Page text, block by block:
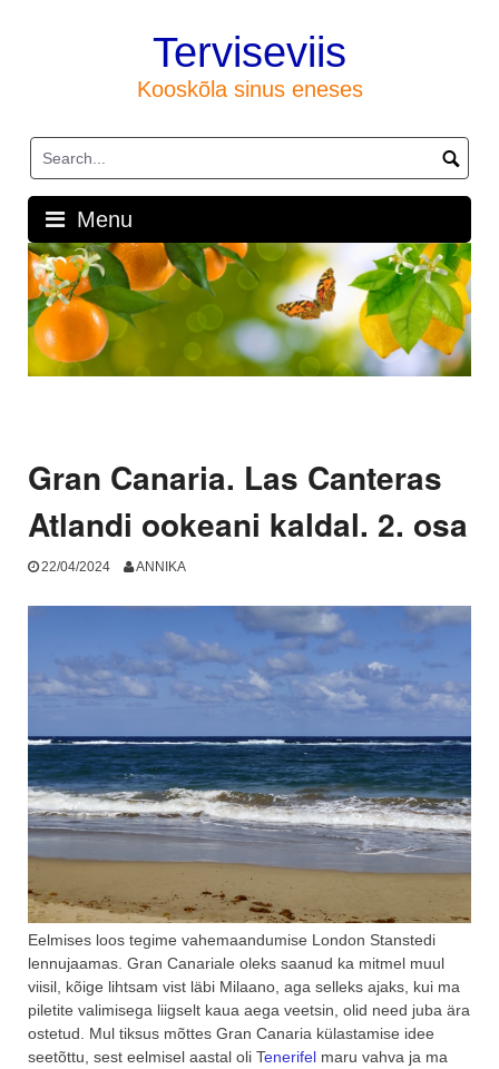
Terviseviis
Kooskõla sinus eneses
Menu
Gran Canaria. Las Canteras
Atlandi ookeani kaldal. 2. osa
22/04/2024 ANNIKA
Eelmises loos tegime vahemaandumise London Stanstedi
lennujaamas. Gran Canariale oleks saanud ka mitmel muul
viisil, kõige lihtsam vist läbi Milaano, aga selleks ajaks, kui ma
piletite valimisega liigselt kaua aega veetsin, olid need juba ära
ostetud. Mul tiksus mõttes Gran Canaria külastamise idee
seetõttu, sest eelmisel aastal oli Tenerifel maru vahva ja ma